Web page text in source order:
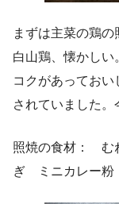
まずは主菜の鶏
白山鶏、懐かしい
コクがあってお
されていました。
照焼の食材： む
ぎ ミニカレー